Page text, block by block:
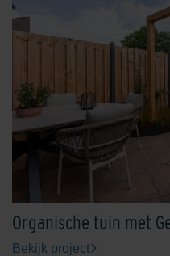
Organische tuin met
Bekijk project